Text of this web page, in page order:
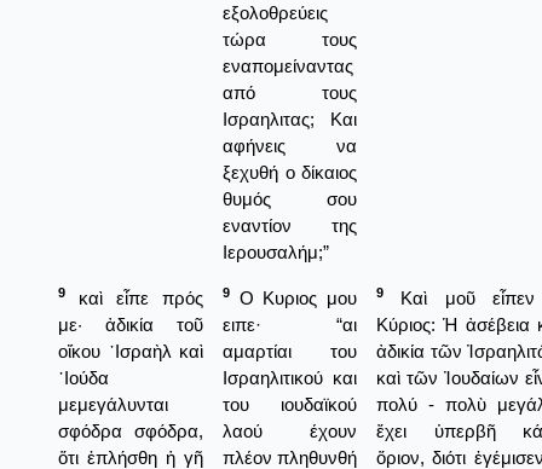
εξολοθρεύεις
τώρα τους
εναπομείναντας
από τους
Ισραηλιτας; Και
αφήνεις να
ξεχυθή ο δίκαιος
θυμός σου
εναντίον της
Ιερουσαλήμ;”
9
καὶ εἶπε πρός
με· ἀδικία τοῦ
οἴκου ᾿Ισραὴλ καὶ
᾿Ιούδα
μεμεγάλυνται
σφόδρα σφόδρα,
ὅτι ἐπλήσθη ἡ γῆ
9
Ο Κυριος μου
ειπε· “αι
αμαρτίαι του
Ισραηλιτικού και
του ιουδαϊκού
λαού έχουν
πλέον πληθυνθή
9
Καὶ μοῦ
Κύριος: Ἡ ἀσέβεια
ἀδικία τῶν
καὶ τῶν Ἰουδαίων
πολύ - πολὺ
ἔχει ὑπερβῆ
ὅριον, διότι